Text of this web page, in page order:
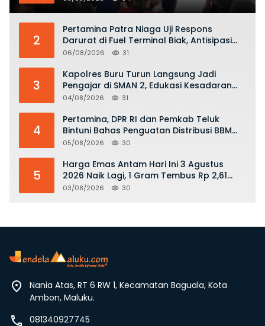
KKOP
2
Pertamina Patra Niaga Uji Respons
Darurat di Fuel Terminal Biak, Antisipasi
Risiko Kebakaran dan Tumpahan BBM
06/08/2026 31
3
Kapolres Buru Turun Langsung Jadi
Pengajar di SMAN 2, Edukasi Kesadaran
Hukum dan Stop Kekerasan
04/08/2026 31
4
Pertamina, DPR RI dan Pemkab Teluk
Bintuni Bahas Penguatan Distribusi BBM
dan LPG
05/08/2026 30
5
Harga Emas Antam Hari Ini 3 Agustus
2026 Naik Lagi, 1 Gram Tembus Rp 2,61
Juta
03/08/2026 30
Nania Atas, RT 6 RW 1, Kecamatan Baguala, Kota
Ambon, Maluku.
081340927745